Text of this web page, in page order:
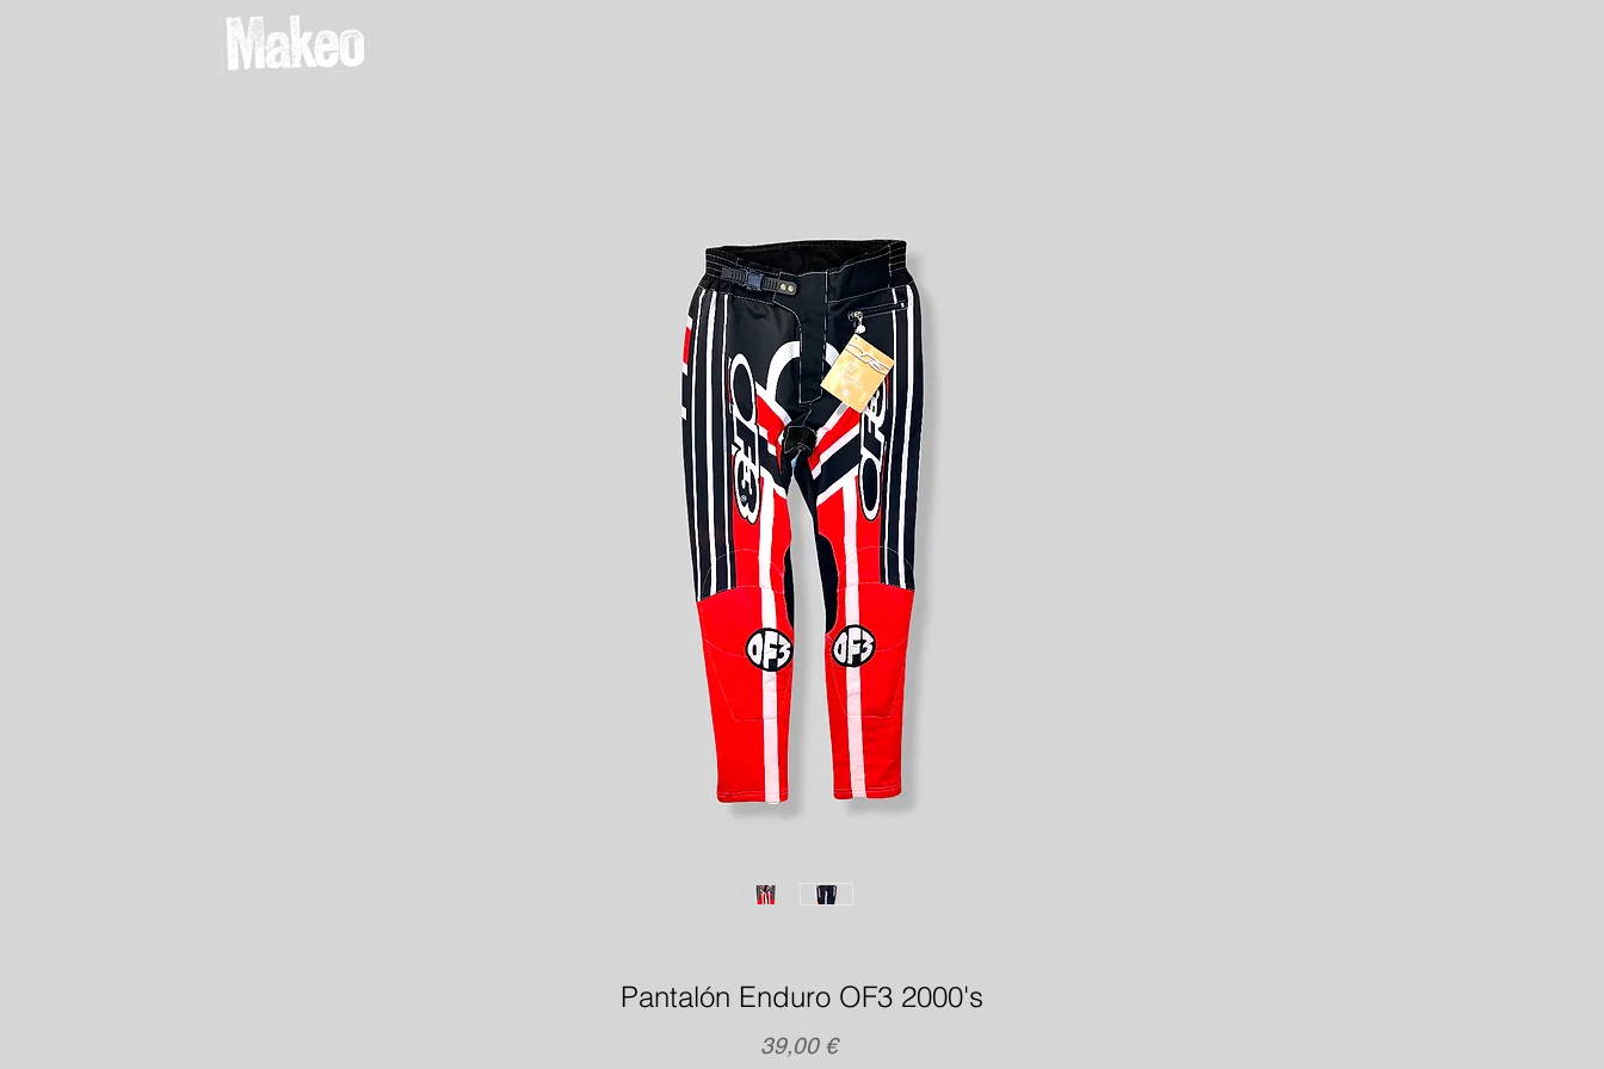
Pantalón Enduro OF3 2000's
39,00 €Precio